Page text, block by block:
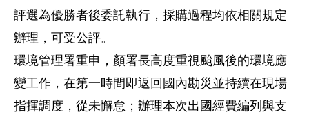
評選為優勝者後委託執行，採購過程均依相關規定
辦理，可受公評。
環境管理署重申，顏署長高度重視颱風後的環境應
變工作，在第一時間即返回國內勘災並持續在現場
指揮調度，從未懈怠；辦理本次出國經費編列與支